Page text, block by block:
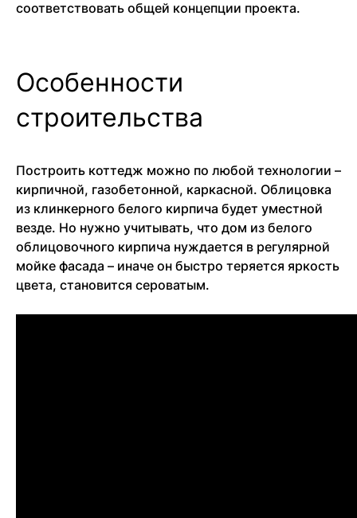
соответствовать общей концепции проекта.
Особенности
строительства
Построить коттедж можно по любой технологии –
кирпичной, газобетонной, каркасной. Облицовка
из клинкерного белого кирпича будет уместной
везде. Но нужно учитывать, что дом из белого
облицовочного кирпича нуждается в регулярной
мойке фасада – иначе он быстро теряется яркость
цвета, становится сероватым.